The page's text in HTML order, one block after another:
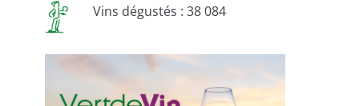
Vins dégustés : 38 084